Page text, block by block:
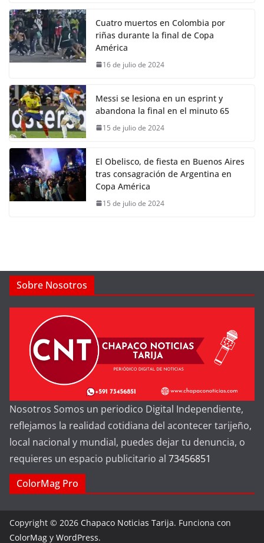
Cuatro muertos en Colombia por
riñas durante la final de Copa
América
16 de julio de 2024
Messi se lesiona en un esprint y
abandona la final en el minuto 65
15 de julio de 2024
El Obelisco, de fiesta en Buenos Aires
tras consagración de Argentina en
Copa América
15 de julio de 2024
Sobre Nosotros
Nosotros Somos un periodico Digital Independiente,
reflejamos la realidad cotidiana del acontecer tarijeño,
local nacional y mundial, puedes dejar tu denuncia, o
requieres un espacio publicitario al 73456851
ColorMag Pro
Copyright © 2026 Chapaco Noticias Tarija. Funciona con
ColorMag y WordPress.